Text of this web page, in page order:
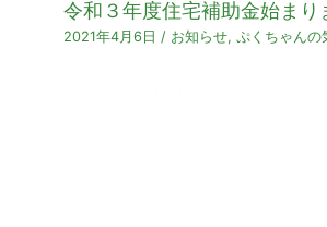
令和３年度住宅補助金始まり
2021年4月6日 / お知らせ, ぷくちゃんの